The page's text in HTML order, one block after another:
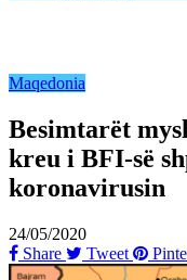
Maqedonia
Besimtarët
kreu i BFI-së
koronavirusin
24/05/2020
Share
Tweet